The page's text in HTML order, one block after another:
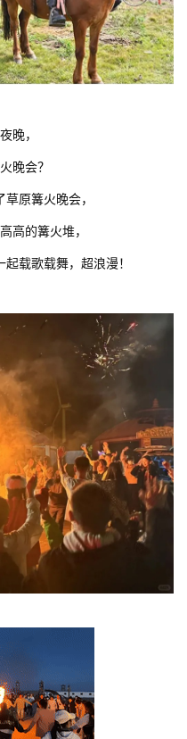
晚，
晚会？
原篝火晚会，
高的篝火堆，
载歌载舞，超浪漫！